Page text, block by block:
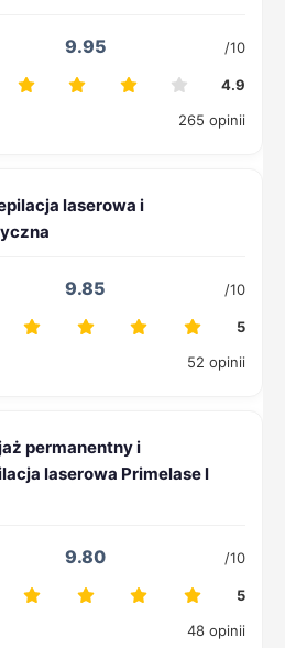
9.95 /10
4.9
265 opinii
9.85 /10
5
52 opinii
9.80 /10
5
48 opinii